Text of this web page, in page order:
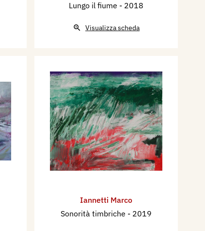
Lungo il fiume - 2018
Visualizza scheda
Iannetti Marco
Sonorità timbriche - 2019